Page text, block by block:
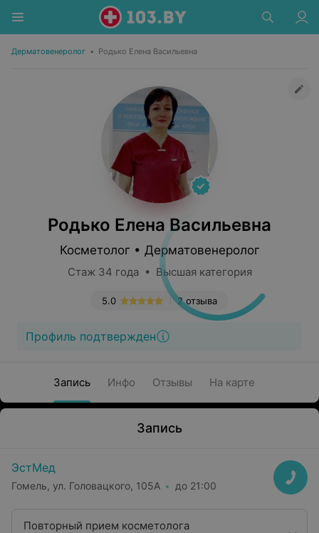
Дерматовенеролог • Родько Елена Васильевна
Родько Елена Васильевна
Косметолог • Дерматовенеролог
Стаж 34 года • Высшая категория
2 отзыва
5.0
Профиль подтвержден
Запись Инфо Отзывы На карте
Запись
ЭстМед
Гомель, ул. Головацкого, 105А до 21:00
Повторный прием косметолога